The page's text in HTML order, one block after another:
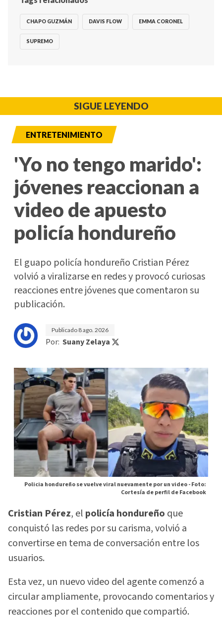
CHAPO GUZMÁN DAVIS FLOW EMMA CORONEL
SUPREMO
SIGUE LEYENDO
ENTRETENIMIENTO
'Yo no tengo marido':
jóvenes reaccionan a
video de apuesto
policía hondureño
El guapo policía hondureño Cristian Pérez
volvió a viralizarse en redes y provocó curiosas
reacciones entre jóvenes que comentaron su
publicación.
Publicado 8 ago. 2026
Por: Suany Zelaya
Policia hondureño se vuelve viral nuevamente por un video -Foto:
Cortesía de perfil de Facebook
Cristian Pérez, el policía hondureño que
conquistó las redes por su carisma, volvió a
convertirse en tema de conversación entre los
usuarios.
Esta vez, un nuevo video del agente comenzó a
circular ampliamente, provocando comentarios y
reacciones por el contenido que compartió.